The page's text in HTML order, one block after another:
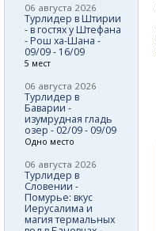
06 августа 2026
Турлидер в Штирии
- в гостях у Штефана
- Рош ха-Шана -
09/09 - 16/09
5 мест
06 августа 2026
Турлидер в
Баварии -
изумрудная гладь
озер - 02/09 - 09/09
Одно место
06 августа 2026
Турлидер в
Словении -
Помурье: вкус
Иерусалима и
магия термальных